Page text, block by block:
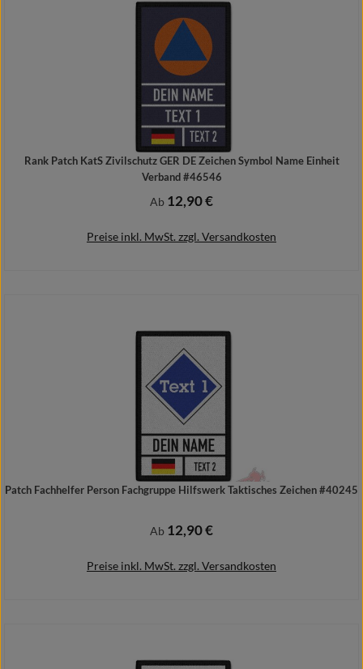
Rank Patch KatS Zivilschutz GER DE Zeichen Symbol Name Einheit
Verband #46546
Regulärer Preis:
Ab 12,90 €
Preise inkl. MwSt. zzgl. Versandkosten
Patch Fachhelfer Person Fachgruppe Hilfswerk Taktisches Zeichen #40245
Regulärer Preis:
Ab 12,90 €
Preise inkl. MwSt. zzgl. Versandkosten